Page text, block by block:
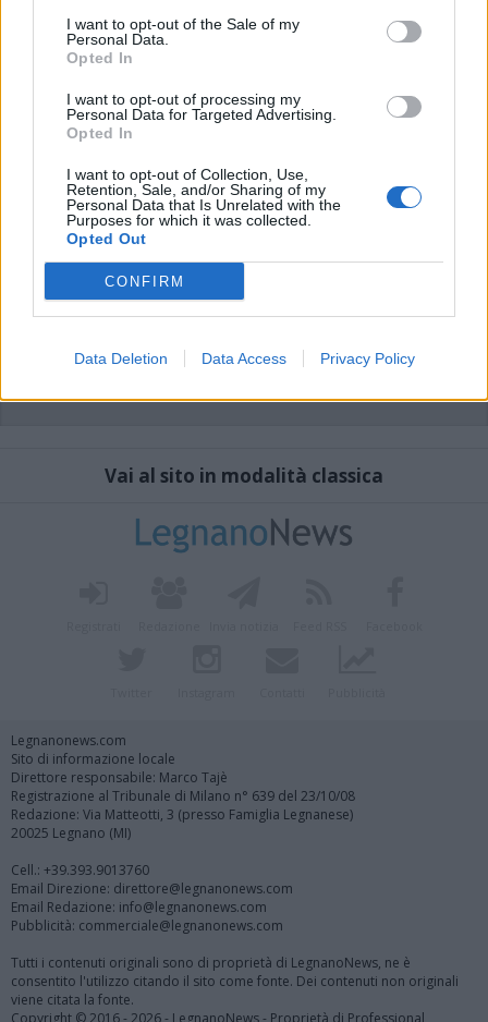
I want to opt-out of the Sale of my
Personal Data.
Opted In
I want to opt-out of processing my
Personal Data for Targeted Advertising.
Opted In
I want to opt-out of Collection, Use,
Retention, Sale, and/or Sharing of my
Personal Data that Is Unrelated with the
Purposes for which it was collected.
Opted Out
CONFIRM
Data Deletion Data Access Privacy Policy
commenti non sono testi giornalistici, ma post inviati dai singoli lettori che
possono essere automaticamente pubblicati senza filtro preventivo. I commenti
che includano uno o più link a siti esterni verranno rimossi in automatico dal
Vai al sito in modalità classica
Legnanonews.com
Sito di informazione locale
Direttore responsabile: Marco Tajè
Registrazione al Tribunale di Milano n° 639 del 23/10/08
Redazione: Via Matteotti, 3 (presso Famiglia Legnanese)
20025 Legnano (MI)
Cell.: +39.393.9013760
Email Direzione: direttore@legnanonews.com
Email Redazione: info@legnanonews.com
Pubblicità: commerciale@legnanonews.com
Tutti i contenuti originali sono di proprietà di LegnanoNews, ne è
consentito l'utilizzo citando il sito come fonte. Dei contenuti non originali
viene citata la fonte.
Copyright © 2016 - 2026 - LegnanoNews - Proprietà di Professional